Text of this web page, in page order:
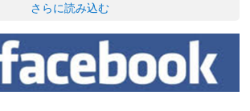
さらに読み込む